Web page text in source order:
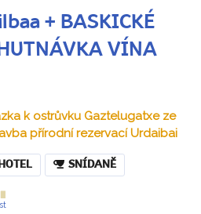
+ BASKICKÉ
VÍNA
k ostrůvku Gaztelugatxe ze
přírodní rezervací Urdaibai
SNÍDANĚ